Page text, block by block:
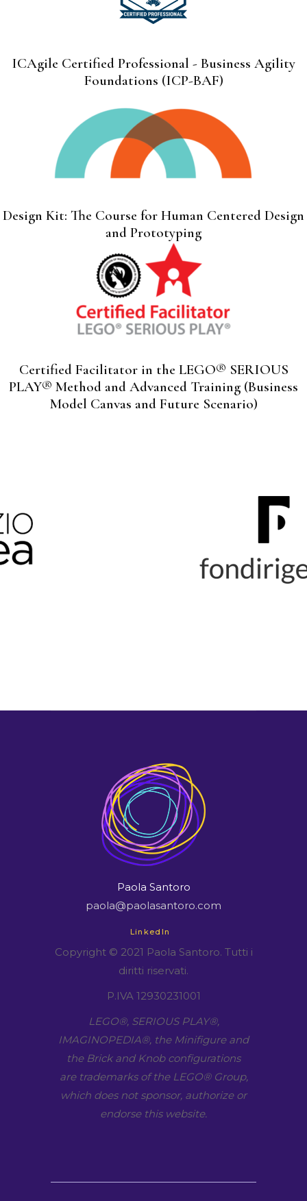
ICAgile Certified Professional - Business Agility
Foundations (ICP-BAF)
Design Kit: The Course for Human Centered Design
and Prototyping
Certified Facilitator in the LEGO® SERIOUS
PLAY® Method and Advanced Training (Business
Model Canvas and Future Scenario)
Paola Santoro
paola@paolasantoro.com
LinkedIn
Copyright © 2021 Paola Santoro. Tutti i
diritti riservati.
P.IVA 12930231001
LEGO​®, SERIOUS PLAY​®,
IMAGINOPEDIA​®, the Minifigure and
the Brick and Knob configurations
are trademarks of the LEGO​® Group,
which does not sponsor, authorize or
endorse this website.